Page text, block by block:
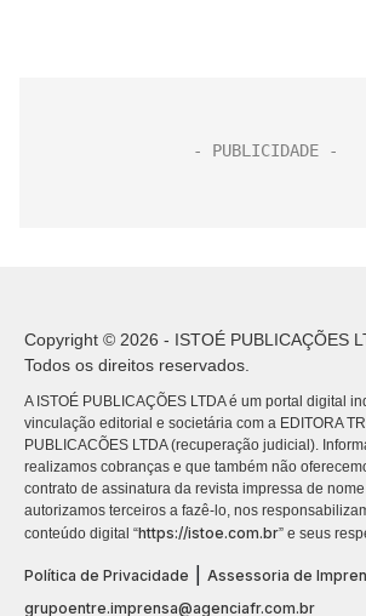
Copyright © 2026 - ISTOÉ PUBLICAÇÕES
Todos os direitos reservados.
A ISTOÉ PUBLICAÇÕES LTDA é um portal digital
vinculação editorial e societária com a EDITORA
PUBLICACÕES LTDA (recuperação judicial).
realizamos cobranças e que também não
contrato de assinatura da revista impressa de
autorizamos terceiros a fazê-lo, nos
conteúdo digital “https://istoe.com.br” e seus
Política de Privacidade
Assessoria de
grupoentre.imprensa@agenciafr.com.br